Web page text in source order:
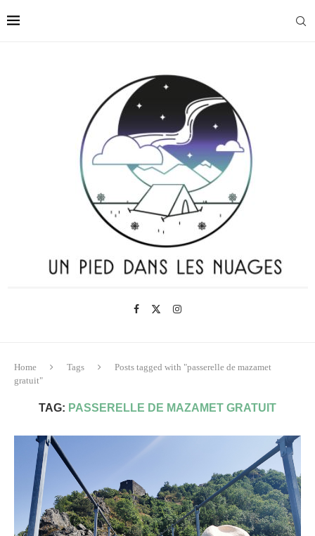
Home Tags
Posts tagged with "passerelle de mazamet
gratuit"
TAG: PASSERELLE DE MAZAMET GRATUIT